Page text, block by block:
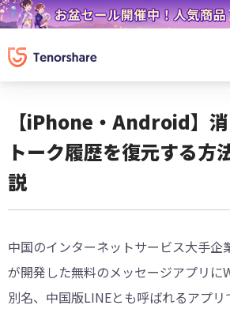
【iPhone・Android】
トーク履歴を復元する方
説
中国のインターネットサービス大手企
が開発した無料のメッセージアプリに
別名、中国版LINEとも呼ばれるアプリ